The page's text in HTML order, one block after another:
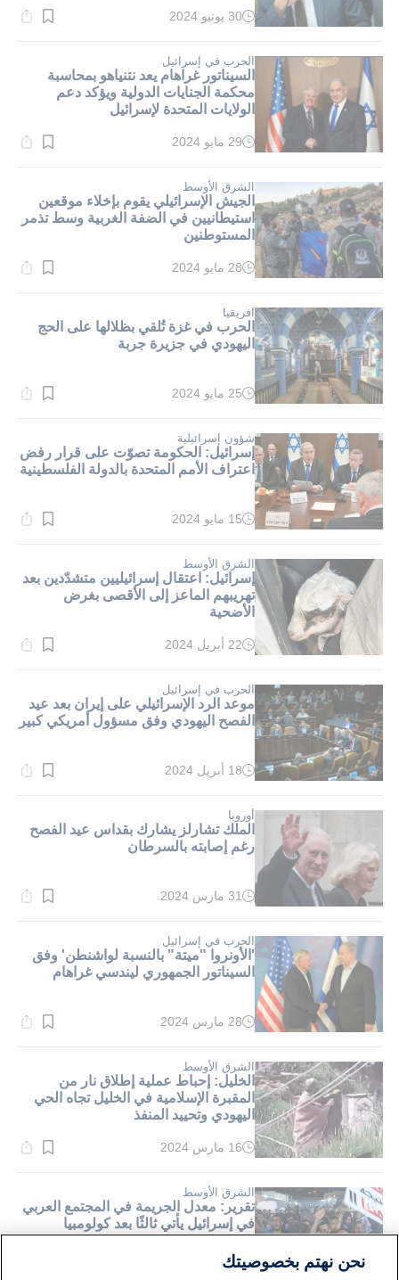
وقت
دقيقة.
30 يونيو 2024
الحرب في إسرائيل
السيناتور غراهام يعد نتنياهو بمحاسبة
محكمة الجنايات الدولية ويؤكد دعم
الولايات المتحدة لإسرائيل
وقت
دقيقة.
29 مايو 2024
الشرق الأوسط
الجيش الإسرائيلي يقوم بإخلاء موقعين
استيطانيين في الضفة الغربية وسط تذمر
المستوطنين
وقت
دقيقة.
28 مايو 2024
افريقيا
الحرب في غزة تُلقي بظلالها على الحج
اليهودي في جزيرة جربة
وقت
دقيقة.
25 مايو 2024
شؤون إسرائيلية
إسرائيل: الحكومة تصوّت على قرار رفض
اعتراف الأمم المتحدة بالدولة الفلسطينية
وقت
دقيقة.
15 مايو 2024
الشرق الأوسط
إسرائيل: اعتقال إسرائيليين متشدّدين بعد
تهريبهم الماعز إلى الأقصى بغرض
الأضحية
وقت
دقيقة.
22 أبريل 2024
الحرب في إسرائيل
موعد الرد الإسرائيلي على إيران بعد عيد
الفصح اليهودي وفق مسؤول أمريكي كبير
وقت
دقيقة.
18 أبريل 2024
أوروبا
الملك تشارلز يشارك بقداس عيد الفصح
رغم إصابته بالسرطان
وقت
دقيقة.
31 مارس 2024
الحرب في إسرائيل
'الأونروا "ميتة" بالنسبة لواشنطن' وفق
السيناتور الجمهوري ليندسي غراهام
وقت
دقيقة.
28 مارس 2024
الشرق الأوسط
الخليل: إحباط عملية إطلاق نار من
المقبرة الإسلامية في الخليل تجاه الحي
اليهودي وتحييد المنفذ
وقت
دقيقة.
16 مارس 2024
الشرق الأوسط
تقرير: معدل الجريمة في المجتمع العربي
في إسرائيل يأتي ثالثًا بعد كولومبيا
والمكسيك
11 فبراير 2024
نحن نهتم بخصوصيتك